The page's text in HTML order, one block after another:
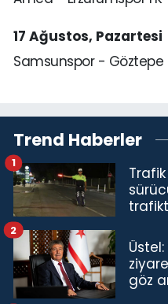
17 Ağustos, Pazartesi
Samsunspor - Göztepe
Trend Haberler
1
Üstel:
göz
2